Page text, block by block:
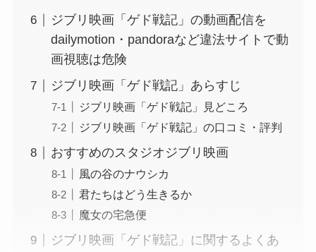
ジブリ映画「ゲド戦記」の動画配信を
dailymotion・pandoraなど違法サイトで動
画視聴は危険
ジブリ映画「ゲド戦記」あらすじ
ジブリ映画「ゲド戦記」見どころ
ジブリ映画「ゲド戦記」の口コミ・評判
おすすめのスタジオジブリ映画
風の谷のナウシカ
君たちはどう生きるか
魔女の宅急便
ジブリ映画「ゲド戦記」に関するよくあ